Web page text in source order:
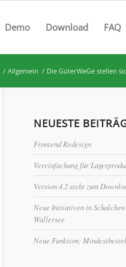
Demo Download FAQ
/ Allgemein / Die GüterWeGe stellen
NEUESTE
Frontend Redesign
Vereinfachung für
Version 4.2 steht zum
Neue Initiativen in
Wallersee
Neue Funktion: